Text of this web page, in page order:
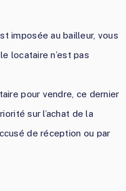
imposée au bailleur, vous
locataire n’est pas
pour vendre, ce dernier
sur l’achat de la
de réception ou par